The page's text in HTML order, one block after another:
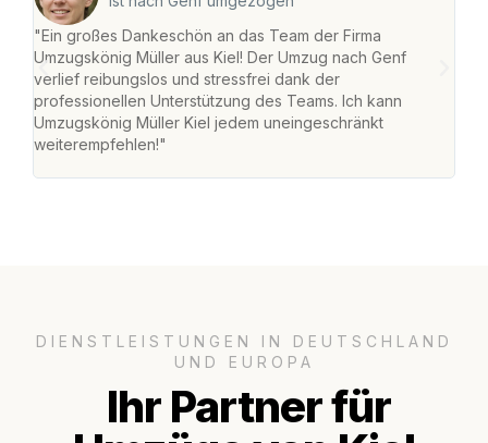
"Ein großes Dankeschön an das Team der Firma
Umzugskönig Müller aus Kiel! Der Umzug nach Genf
verlief reibungslos und stressfrei dank der
professionellen Unterstützung des Teams. Ich kann
Umzugskönig Müller Kiel jedem uneingeschränkt
weiterempfehlen!"
DIENSTLEISTUNGEN IN DEUTSCHLAND
UND EUROPA
Ihr Partner für